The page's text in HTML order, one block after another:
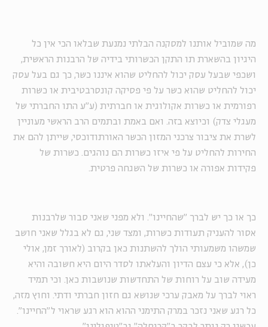
מה שמוביל אותנו למסקנה הבלתי נמנעת שבלאו הכי אין כל
היגיון בהשארת תו התקן הכשרותי בידיה של הרבנות הראשית,
ושכפי שבעל עסק יכול להחליט שהוא איננו כשר, כך גם בעל עסק
יכול להחליט שהוא כשר על פי פסיקה קונסרבטיבית או כשרות
רפורמית או כשרות אקולוגית או חברתית (ע"ע התו החברתי של
מעגלי צדק) וכיוצא בזה. ואם באמת ובתמים הרב הראשי מעוניין
לשרת את ציבור צרכני המזון הכשר האורתודוכסי, שייתן להם את
החירות להחליט על פי איזו כשרות הם נוהגים. כשרות של
פקידות אפורה או כשרות של השגחה פרטית.
כך או כך יש לברך "שהחיינו". ולא מפני שאני סבור שלרבנות
אסור להעניק תעודות כשרות, ומצד שני, גם לא בגלל שאני חושב
שמשהו משמעותי הולך להשתנות כאן בקרוב (לאורך זמן, אולי
כן), אלא כי עצם הדיון והעלאתו לסדר היום היא חשובה והיא
מעידה שוב על רוחות של התחדשות שנושבות כאן. וכי תמיד
ראוי לברך על מאבק ערכי שנושא גם חזון חברתי ודתי. וחוץ מזה,
כל רגע שאני נזכר במרק התימני ההוא הוא רגע שראוי ל"החיינו".